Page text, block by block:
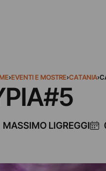
›EVENTI E MOSTRE›CATANIA›
MASSIMO LIGREGGI